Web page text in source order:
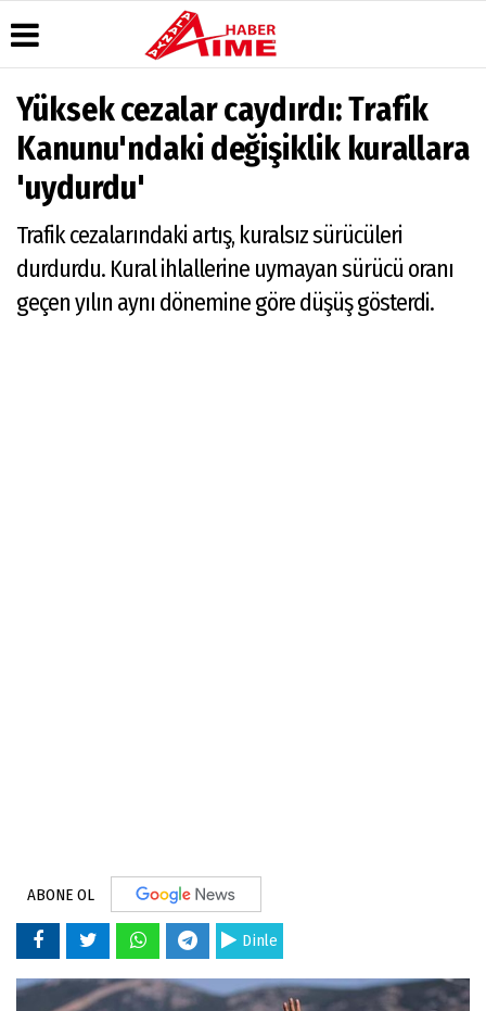
Üye Paneli
Haber
Arşivi
Arşivi
Günün
Haberleri
Hava
Durumu
Anketler
Biyografiler
Köşe
Yazarları
Foto
AlanyaTime
TV
Gazipaşa
Canlı Uçak
Seyir
Takip
Yüksek cezalar caydırdı: Trafik
Kanunu'ndaki değişiklik kurallara
'uydurdu'
Trafik cezalarındaki artış, kuralsız sürücüleri
durdurdu. Kural ihlallerine uymayan sürücü oranı
geçen yılın aynı dönemine göre düşüş gösterdi.
ABONE OL
Dinle